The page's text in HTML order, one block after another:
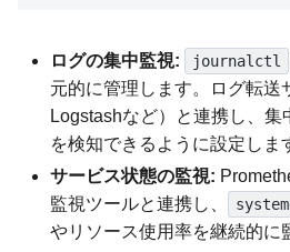
ログの集中監視: journalctl
元的に管理します。ログ転送
Logstashなど）と連携し、集
を検知できるように設定しま
サービス状態の監視:
監視ツールと連携し、
やリソース使用率を継続的に